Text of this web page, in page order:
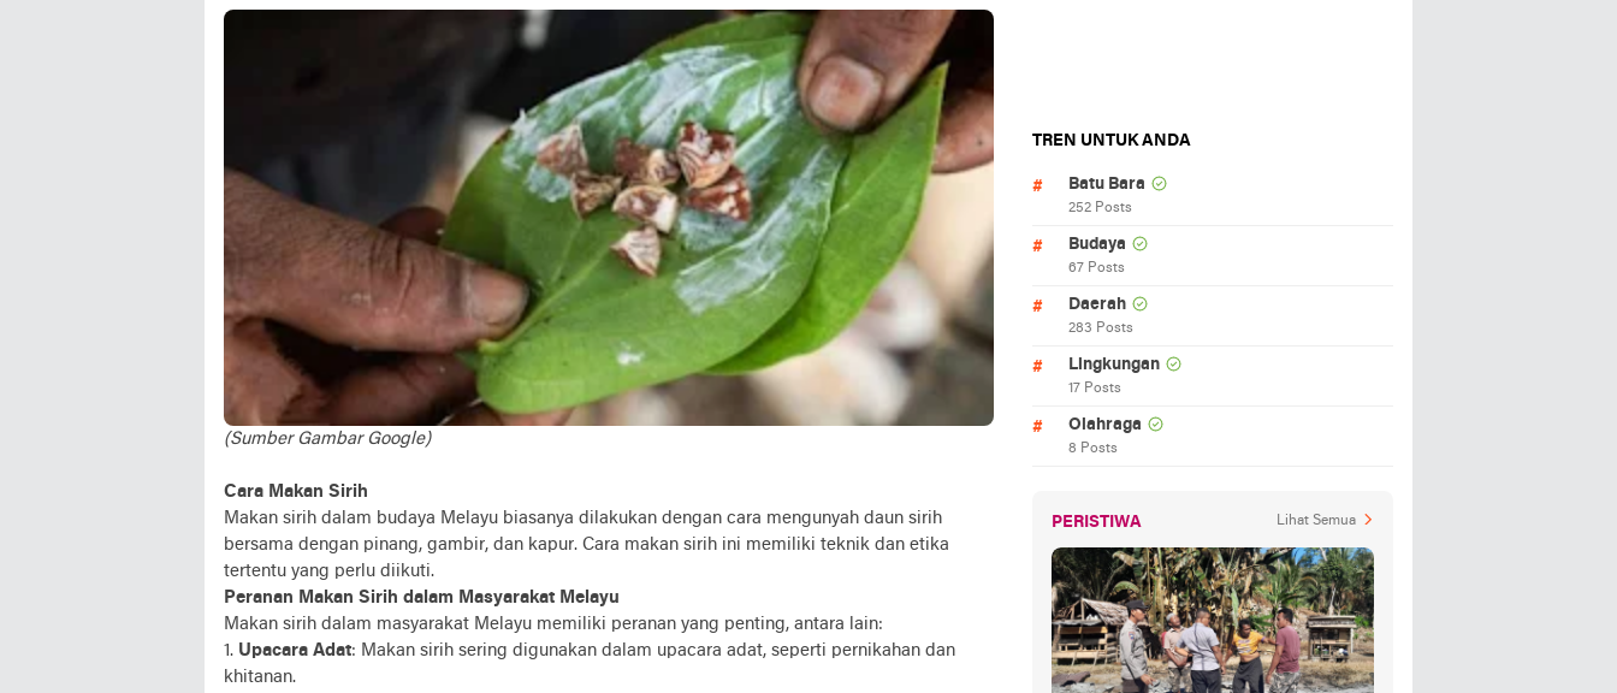
(Sumber Gambar Google)
Cara Makan Sirih
Makan sirih dalam budaya Melayu biasanya dilakukan dengan cara mengunyah daun sirih
bersama dengan pinang, gambir, dan kapur. Cara makan sirih ini memiliki teknik dan etika
tertentu yang perlu diikuti.
Peranan Makan Sirih dalam Masyarakat Melayu
Makan sirih dalam masyarakat Melayu memiliki peranan yang penting, antara lain:
1. Upacara Adat: Makan sirih sering digunakan dalam upacara adat, seperti pernikahan dan
khitanan.
TREN UNTUK ANDA
Batu Bara
252 Posts
Budaya
67 Posts
Daerah
283 Posts
Lingkungan
17 Posts
Olahraga
8 Posts
PERISTIWA Lihat Semua